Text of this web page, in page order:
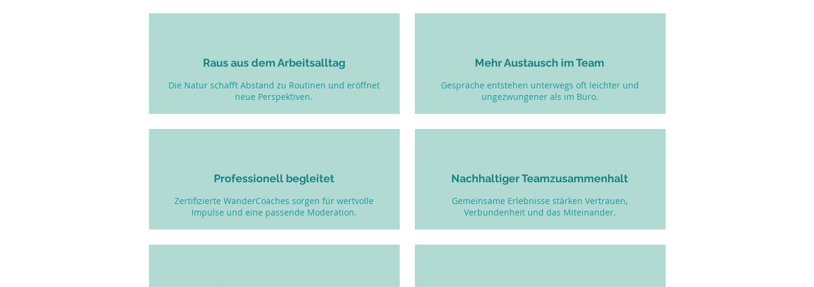
Raus aus dem Arbeitsalltag
Die Natur schafft Abstand zu Routinen und eröffnet
neue Perspektiven.​​
Professionell begleitet
Zertifizierte WanderCoaches sorgen für wertvolle
Impulse und eine passende Moderation.
Mehr Austausch im Team
Gespräche entstehen unterwegs oft leichter und
ungezwungener als im Büro.
Nachhaltiger Teamzusammenhalt
Gemeinsame Erlebnisse stärken Vertrauen,
Verbundenheit und das Miteinander.